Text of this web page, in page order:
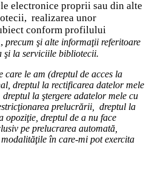
electronice proprii sau din alte
realizarea unor
conform profilului
precum şi alte informaţii referitoare
şi la serviciile bibliotecii.
care le am (dreptul de acces la
dreptul la rectificarea datelor mele
dreptul la ştergere adatelor mele cu
prelucrării
dreptul la
opoziţie , dreptul de a nu face
pe prelucrarea automată,
în care-mi pot exercita